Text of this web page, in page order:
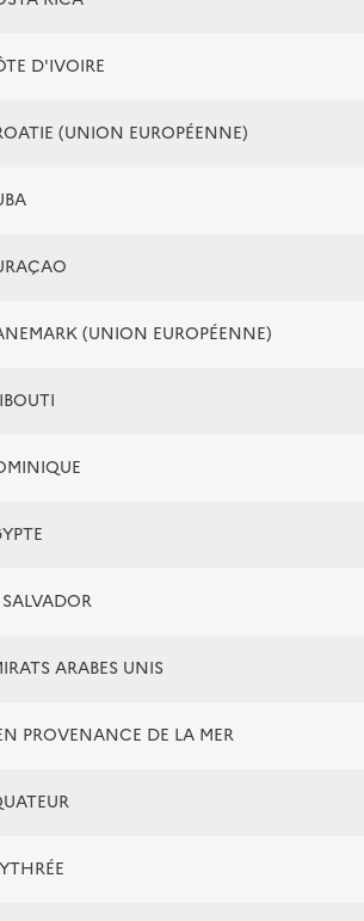
D'IVOIRE
(UNION EUROPÉENNE)
(UNION EUROPÉENNE)
SALVADOR
ARABES UNIS
EN PROVENANCE DE LA MER